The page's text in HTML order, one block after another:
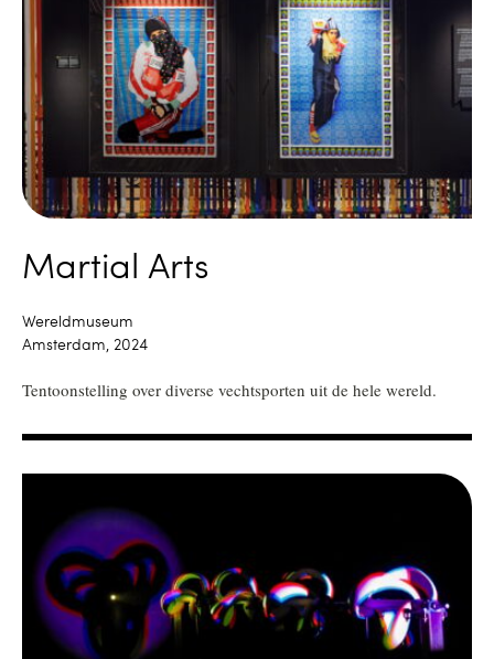
Martial Arts
Wereldmuseum
Amsterdam, 2024
Tentoonstelling over diverse vechtsporten uit de hele wereld.